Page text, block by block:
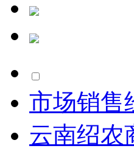
市场销售
云南绍农